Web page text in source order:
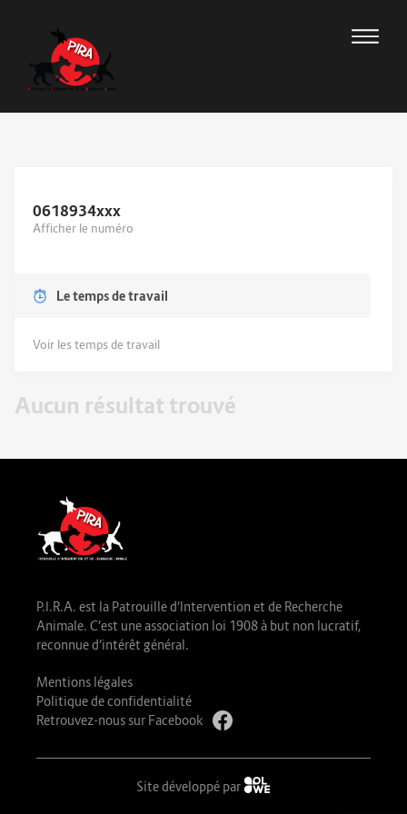
0618934xxx
Afficher le numéro
Le temps de travail
Voir les temps de travail
Aucun résultat trouvé
P.I.R.A. est la Patrouille d’Intervention et de Recherche
Animale. C’est une association loi 1908 à but non lucratif,
reconnue d’intérêt général.
Mentions légales
Politique de confidentialité
Retrouvez-nous sur Facebook
Site développé par